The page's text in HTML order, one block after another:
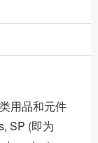
用品和元件
SP (即为